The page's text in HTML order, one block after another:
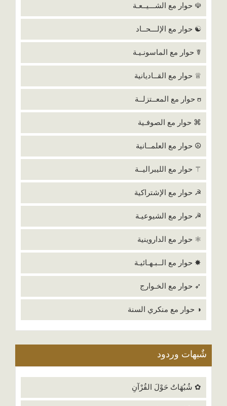
☫ حوار مع الشـــيــعـة
☯ حوار مع الإلـــحــاد
☤ حوار مع الماسونـيـة
♕ حوار مع القــاديانية
ʊ حوار مع المعــتزلــة
⌘ حوار مع الصوفـية
☮ حوار مع العلمــانية
⚚ حوار مع الليبراليــة
☭ حوار مع الإشتراكية
☭ حوار مع الشيوعيـة
⚛ حوار مع الداروينية
✸ حوار مع الــبـهـائيـة
➶ حوار مع الخـوارج
◑ حوار مع منكري السنة
شٌبهات وردود
✿ شُبُهَاتٌ حَوْلَ القُرْآنِ